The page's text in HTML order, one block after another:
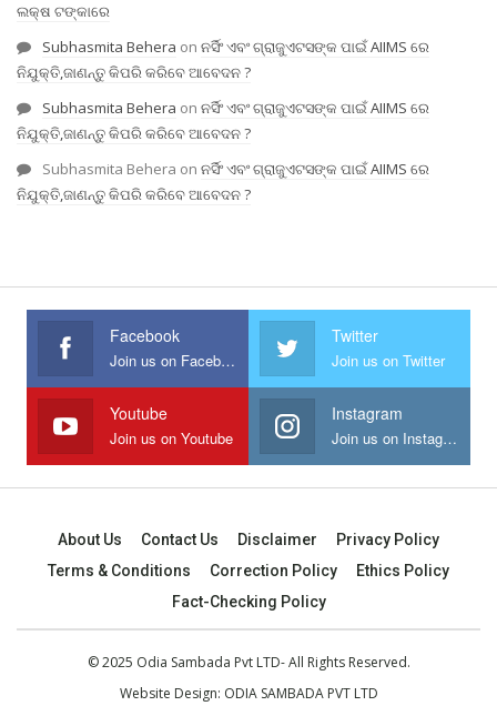
ଲକ୍ଷ ଟଙ୍କାରେ
Subhasmita Behera on ନର୍ସିଂ ଏବଂ ଗ୍ରାଜୁଏଟସଙ୍କ ପାଇଁ AIIMS ରେ
ନିଯୁକ୍ତି,ଜାଣନ୍ତୁ କିପରି କରିବେ ଆବେଦନ ?
Subhasmita Behera on ନର୍ସିଂ ଏବଂ ଗ୍ରାଜୁଏଟସଙ୍କ ପାଇଁ AIIMS ରେ
ନିଯୁକ୍ତି,ଜାଣନ୍ତୁ କିପରି କରିବେ ଆବେଦନ ?
Subhasmita Behera on ନର୍ସିଂ ଏବଂ ଗ୍ରାଜୁଏଟସଙ୍କ ପାଇଁ AIIMS ରେ
ନିଯୁକ୍ତି,ଜାଣନ୍ତୁ କିପରି କରିବେ ଆବେଦନ ?
Facebook
Join us on Facebook
Twitter
Join us on Twitter
Youtube
Join us on Youtube
Instagram
Join us on Instagram
About Us Contact Us Disclaimer
Privacy Policy
Terms & Conditions
Correction Policy
Ethics Policy
Fact-Checking Policy
© 2025 Odia Sambada Pvt LTD- All Rights Reserved.
Website Design: ODIA SAMBADA PVT LTD